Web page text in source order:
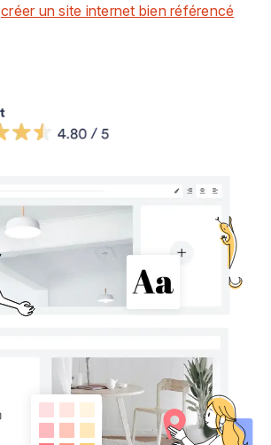
créer un site internet bien référencé